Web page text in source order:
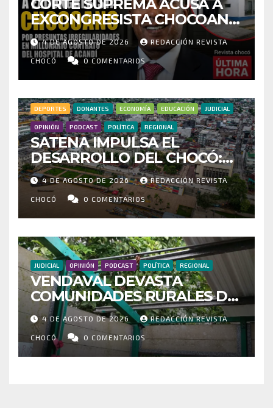
CORTE SUPREMA ACUSA A
EXCONGRESISTA CHOCOANO
POR PRESUNTAS
IRREGULARIDADES EN
MILLONARIO CONTRATO DEL
HOSPITAL DE ACANDÍ
4 DE AGOSTO DE 2026 REDACCIÓN REVISTA
CHOCÓ 0 COMENTARIOS
DEPORTES DONANTES ECONOMÍA EDUCACIÓN JUDICIAL
OPINIÓN PODCAST POLÍTICA REGIONAL
SATENA IMPULSA EL
DESARROLLO DEL CHOCÓ:
MÁS DE 35 MIL PASAJEROS
MOVILIZADOS Y NUEVAS
RUTAS FORTALECEN LA
CONECTIVIDAD
4 DE AGOSTO DE 2026 REDACCIÓN REVISTA
CHOCÓ 0 COMENTARIOS
JUDICIAL OPINIÓN PODCAST POLÍTICA REGIONAL
VENDAVAL DEVASTA
COMUNIDADES RURALES DE
RIOSUCIO: ESCUELAS,
VIVIENDAS Y CEMENTERIO
ENTRE LOS AFECTADOS
4 DE AGOSTO DE 2026 REDACCIÓN REVISTA
CHOCÓ 0 COMENTARIOS